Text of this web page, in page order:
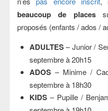
beaucoup de places
proposés (enfants / ados /
ADULTES– Junior /
septembre à 20h15
ADOS – Minime /
septembre à 18h30
KIDS – Pupille /